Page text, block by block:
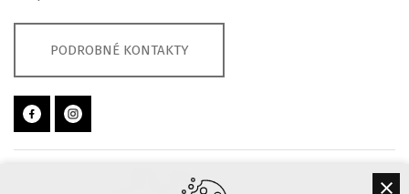
PODROBNÉ KONTAKTY